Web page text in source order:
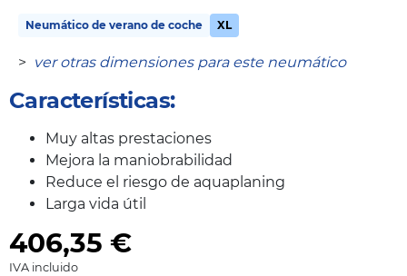
Neumático de verano de coche XL
> ver otras dimensiones para este neumático
Características:
Muy altas prestaciones
Mejora la maniobrabilidad
Reduce el riesgo de aquaplaning
Larga vida útil
406,35 €
IVA incluido